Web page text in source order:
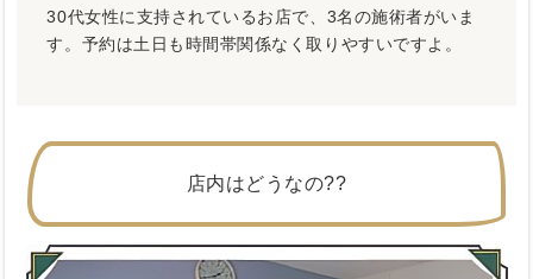
30代女性に支持されているお店で、3名の施術者がいま
す。予約は土日も時間帯関係なく取りやすいですよ。
店内はどうなの??